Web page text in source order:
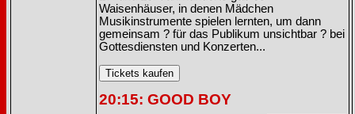
Waisenhäuser, in denen Mädchen
Musikinstrumente spielen lernten, um dann
gemeinsam ? für das Publikum unsichtbar ? bei
Gottesdiensten und Konzerten...
20:15: GOOD BOY